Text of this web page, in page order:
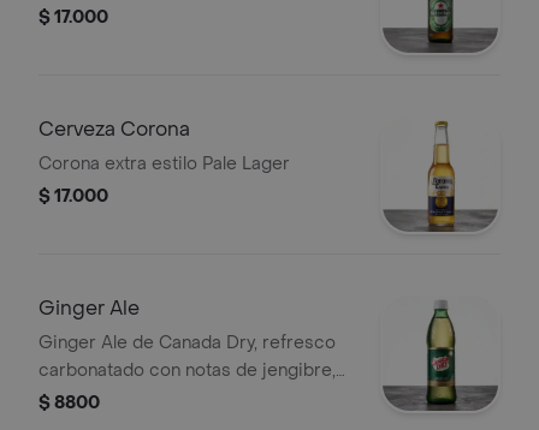
$ 17.000
Cerveza Corona
Corona extra estilo Pale Lager
$ 17.000
Ginger Ale
Ginger Ale de Canada Dry, refresco
carbonatado con notas de jengibre,
300 ml.
$ 8800